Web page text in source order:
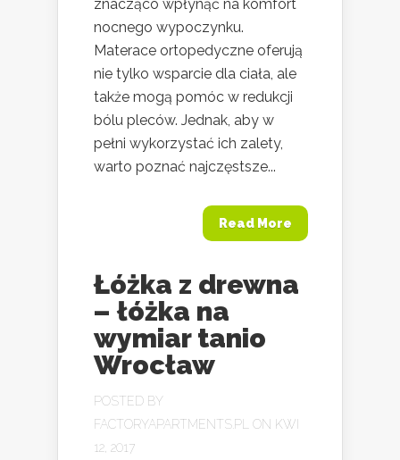
znacząco wpłynąć na komfort
nocnego wypoczynku.
Materace ortopedyczne oferują
nie tylko wsparcie dla ciała, ale
także mogą pomóc w redukcji
bólu pleców. Jednak, aby w
pełni wykorzystać ich zalety,
warto poznać najczęstsze...
Read More
Łóżka z drewna
– łóżka na
wymiar tanio
Wrocław
POSTED BY
FACTORYAPARTMENTS.PL ON KWI
12, 2017